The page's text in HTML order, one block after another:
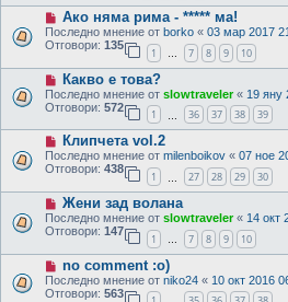
Ако няма рима - ***** ма!
Последно мнение от borko « 03 мар 2017
Отговори: 135
1 … 7 8 9 10
Какво е това?
Последно мнение от slowtraveler« 19 яну
Отговори: 572
1 36 37 38 39
Клипчета vol.2
Последно мнение от milenboikov « 07 ное
Отговори: 438
1 27 28 29 30
Жени зад волана
Последно мнение от slowtraveler« 14 окт
Отговори: 147
1 … 7 8 9 10
no comment :o)
Последно мнение от niko24 « 10 окт 2016
Отговори: 563